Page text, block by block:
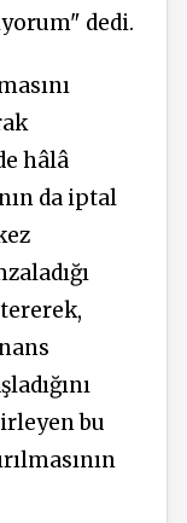
dedi.
hâlâ
da iptal
bu